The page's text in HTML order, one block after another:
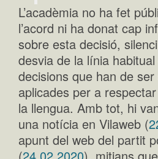
L’acadèmia no ha fet
l’acord ni ha donat cap
sobre esta decisió,
desvia de la línia habitual
decisions que han de
aplicades per a
la llengua. Amb tot, hi
una notícia en Vilaweb (
apunt del web del partit